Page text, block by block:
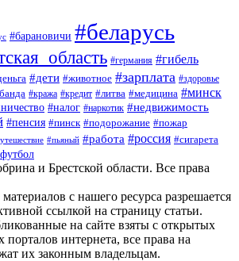
#барановичи #беларусь
#германия #гибель
#дети #животное #зарплата #здоровье
#кража #кредит #литва #медицина #минск
#налог #наркотик #недвижимость
#пенсия #пинск #подорожание #пожар
#пьяный #работа #россия #сигарета
и Брестской области. Все права
с нашего ресурса разрешается
ссылкой на страницу статьи.
на сайте взяты с открытых
порталов интернета, все права на
их законным владельцам.